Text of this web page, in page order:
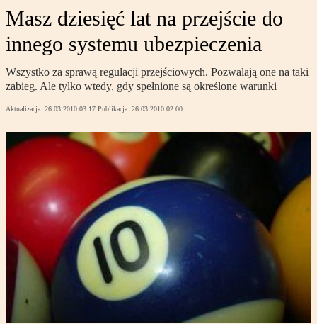
Masz dziesięć lat na przejście do
innego systemu ubezpieczenia
Wszystko za sprawą regulacji przejściowych. Pozwalają one na taki
zabieg. Ale tylko wtedy, gdy spełnione są określone warunki
Aktualizacja: 26.03.2010 03:17 Publikacja: 26.03.2010 02:00